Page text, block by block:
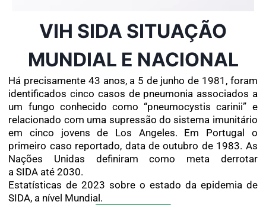
VIH SIDA SITUAÇÃO
MUNDIAL E NACIONAL
Há precisamente 43 anos, a 5 de junho de 1981, foram
identificados cinco casos de pneumonia associados a
um fungo conhecido como “pneumocystis carinii” e
relacionado com uma supressão do sistema imunitário
em cinco jovens de Los Angeles. Em Portugal o
primeiro caso reportado, data de outubro de 1983. As
Nações Unidas definiram como meta derrotar
a SIDA até 2030.
Estatísticas de 2023 sobre o estado da epidemia de
SIDA, a nível Mundial.